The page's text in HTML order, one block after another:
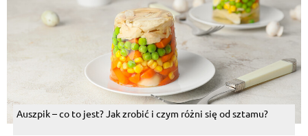
Auszpik – co to jest? Jak zrobić i czym różni się od sztamu?